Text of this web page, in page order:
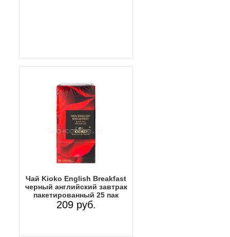
Чай Kioko English Breakfast
черный английский завтрак
пакетированный 25 пак
209 руб.